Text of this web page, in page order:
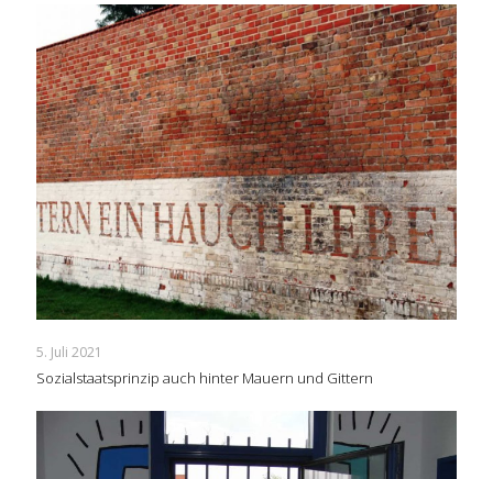
5. Juli 2021
Sozialstaatsprinzip auch hinter Mauern und Gittern